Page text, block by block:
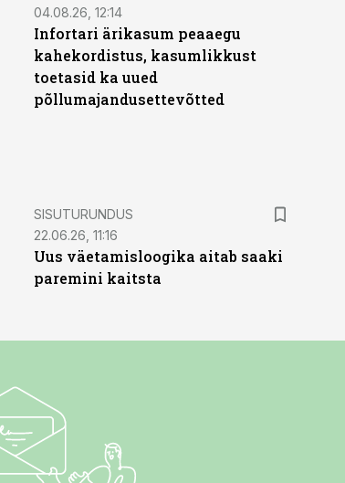
04.08.26, 12:14
Infortari ärikasum peaaegu
kahekordistus, kasumlikkust
toetasid ka uued
põllumajandusettevõtted
ST
SISUTURUNDUS
22.06.26, 11:16
Uus väetamisloogika aitab saaki
paremini kaitsta